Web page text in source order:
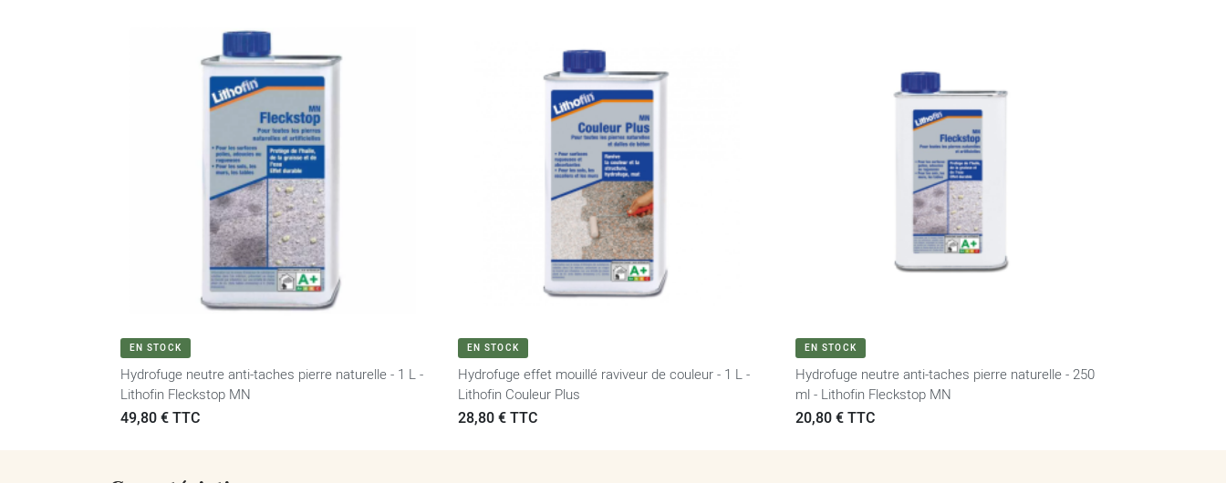
EN STOCK
Hydrofuge neutre anti-taches pierre naturelle - 1 L -
Lithofin Fleckstop MN
Prix
49,80 € TTC
EN STOCK
Hydrofuge effet mouillé raviveur de couleur - 1 L -
Lithofin Couleur Plus
Prix
28,80 € TTC
EN STOCK
Hydrofuge neutre anti-taches pierre naturelle - 250
ml - Lithofin Fleckstop MN
Prix
20,80 € TTC